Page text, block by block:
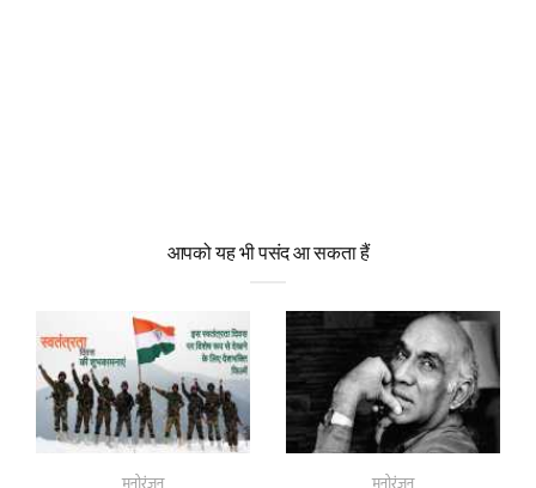
आपको यह भी पसंद आ सकता हैं